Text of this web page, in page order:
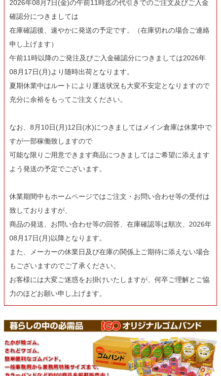
2026年08月7日(金)の午前11時迄の代引きでのご注文及びご入金
確認分につきましては
在庫確認後、速やかに発送の予定です。（在庫切れの場合ご連絡
申し上げます）
午前11時以降のご発注及びご入金確認分につきましては2026年
08月17日(月)より随時出荷となります。
夏期休業中はルートにより運送状況も大変不安定となりますので
充分に余裕をもってご注文ください。
なお、8月10日(月)12日(水)につきましてはメイン倉庫は休業中で
すが一部稼働致しますので
可能な限りご用意できます商品につきましてはご希望に添えます
よう発送の予定でございます。
休業期間中もホームページではご注文・お問い合わせ等の受付は
致しておりますが、
商品の発送、お問い合わせ等の回答、在庫確認等は順次、2026年
08月17日(月)以降となります。
また、メーカーの休業日及び在庫の関係上ご期待に添えない場合
もございますのでご了承ください。
お客様には大変ご迷惑をお掛けいたしますが、何卒ご理解とご協
力のほどお願い申し上げます。